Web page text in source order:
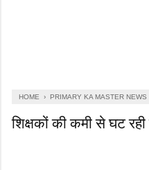
HOME › PRIMARY KA MASTER NEWS
शिक्षकों की कमी से घट रही